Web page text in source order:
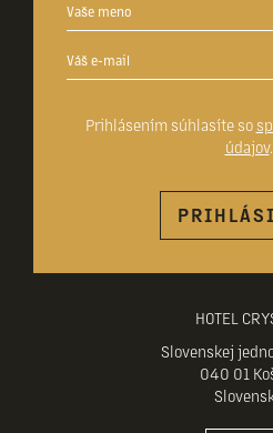
HOTEL
Slovenskej
040 01
Prihlásením súhlasíte so
údajov.